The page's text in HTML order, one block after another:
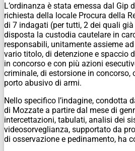
L’ordinanza è stata emessa dal Gip
richiesta della locale Procura della
di 7 indagati (per tutti, 2 dei quali
disposta la custodia cautelare in
responsabili, unitamente assieme
vario titolo, di detenzione e spaccio
in concorso e con più azioni
criminale, di estorsione in concorso,
porto abusivo di armi.
Nello specifico l’indagine, condotta
di Mozzate a partire dal mese di
intercettazioni, tabulati, analisi dei
videosorveglianza, supportato da
di osservazione e pedinamento, ha